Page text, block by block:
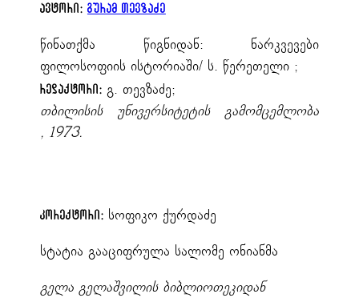
ავტორი: გურამ თევზაძე
წინათქმა წიგნიდან: ნარკვევები
ფილოსოფიის ისტორიაში/ ს. წერეთელი ;
რედაქტორი:გ. თევზაძე;
თბილისის უნივერსიტეტის გამომცემლობა
, 1973.
კორექტორი:სოფიკო ქურდაძე
სტატია გააციფრულა სალომე ონიანმა
გელა გელაშვილის ბიბლიოთეკიდან